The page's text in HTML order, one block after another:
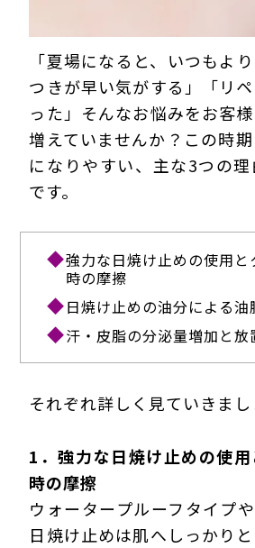
「夏場になると、いつもよ
つきが早い気がする」「リ
った」そんなお悩みをお客
増えていませんか？この時
になりやすい、主な3つの
です。
強力な日焼け止めの使用と
時の摩擦
日焼け止めの油分による油
汗・皮脂の分泌量増加と放
それぞれ詳しく見ていきまし
1．強力な日焼け止めの使
時の摩擦
ウォータープルーフタイプ
日焼け止めは肌へしっかりと